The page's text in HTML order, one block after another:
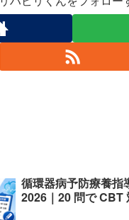
循環器病予防療養指
2026｜20 問で CBT